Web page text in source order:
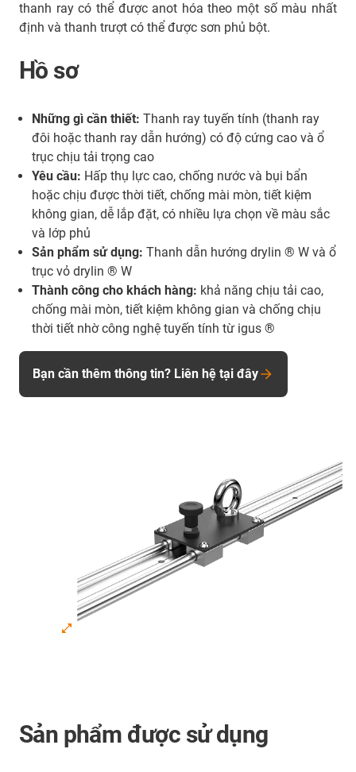
thanh ray có thể được anot hóa theo một số màu nhất
định và thanh trượt có thể được sơn phủ bột.
Hồ sơ
Những gì cần thiết: Thanh ray tuyến tính (thanh ray
đôi hoặc thanh ray dẫn hướng) có độ cứng cao và ổ
trục chịu tải trọng cao
Yêu cầu: Hấp thụ lực cao, chống nước và bụi bẩn
hoặc chịu được thời tiết, chống mài mòn, tiết kiệm
không gian, dễ lắp đặt, có nhiều lựa chọn về màu sắc
và lớp phủ
Sản phẩm sử dụng: Thanh dẫn hướng drylin ® W và ổ
trục vỏ drylin ® W
Thành công cho khách hàng: khả năng chịu tải cao,
chống mài mòn, tiết kiệm không gian và chống chịu
thời tiết nhờ công nghệ tuyến tính từ igus ®
Bạn cần thêm thông tin? Liên hệ tại đây
Sản phẩm được sử dụng